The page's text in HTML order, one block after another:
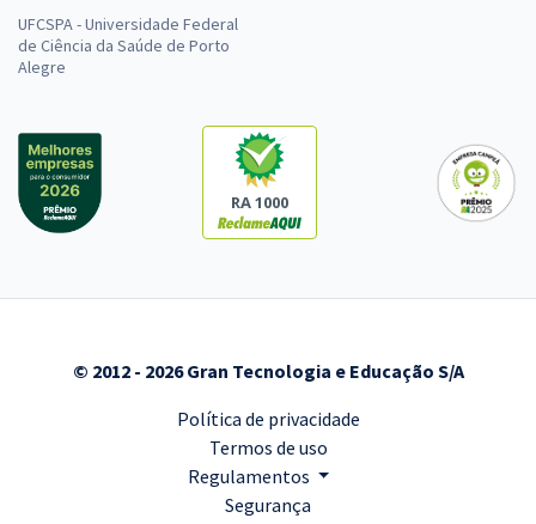
UFCSPA - Universidade Federal
de Ciência da Saúde de Porto
Alegre
RA 1000
© 2012 - 2026 Gran Tecnologia e Educação S/A
Política de privacidade
Termos de uso
Regulamentos
Segurança